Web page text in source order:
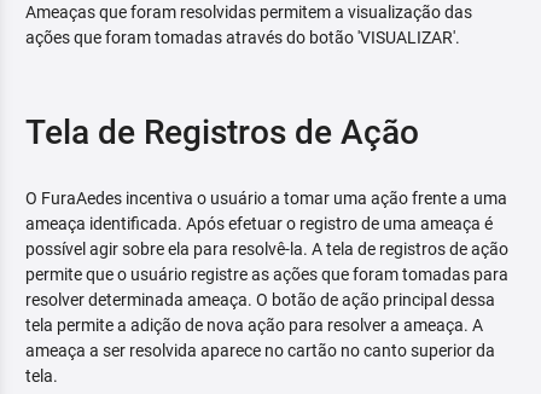
Ameaças que foram resolvidas permitem a visualização das
ações que foram tomadas através do botão 'VISUALIZAR'.
Tela de Registros de Ação
O FuraAedes incentiva o usuário a tomar uma ação frente a uma
ameaça identificada. Após efetuar o registro de uma ameaça é
possível agir sobre ela para resolvê-la. A tela de registros de ação
permite que o usuário registre as ações que foram tomadas para
resolver determinada ameaça. O botão de ação principal dessa
tela permite a adição de nova ação para resolver a ameaça. A
ameaça a ser resolvida aparece no cartão no canto superior da
tela.